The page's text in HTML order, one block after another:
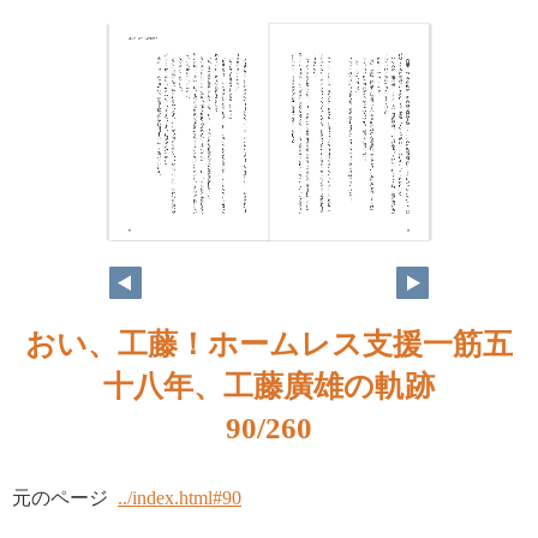
おい、工藤！ホームレス支援一筋五
十八年、工藤廣雄の軌跡
90/260
元のページ ../index.html#90